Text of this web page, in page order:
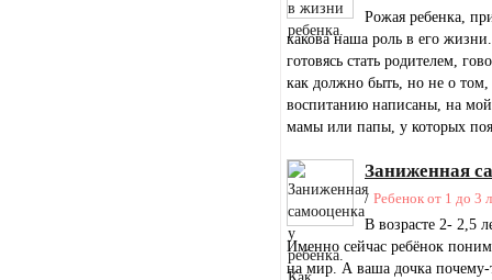
Рожая ребенка,
какова наша роль в его
готовясь стать родителем,
как должно быть, но не о том,
воспитанию написаны, на мой
мамы или папы, у которых
Заниженная
/ Ребенок от 1 до 3
В возрасте 2- 2,5
Именно сейчас ребёнок
на мир. А ваша дочка почему-